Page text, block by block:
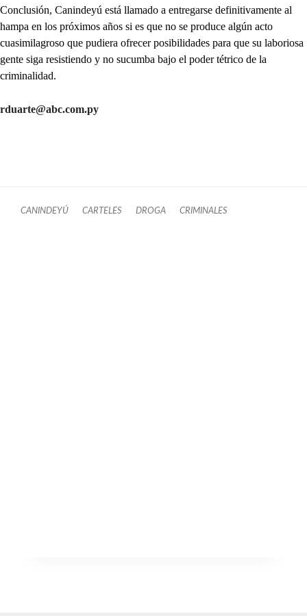
Conclusión, Canindeyú está llamado a entregarse definitivamente al
hampa en los próximos años si es que no se produce algún acto
cuasimilagroso que pudiera ofrecer posibilidades para que su laboriosa
gente siga resistiendo y no sucumba bajo el poder tétrico de la
criminalidad.
rduarte@abc.com.py
CANINDEYÚ CARTELES DROGA CRIMINALES